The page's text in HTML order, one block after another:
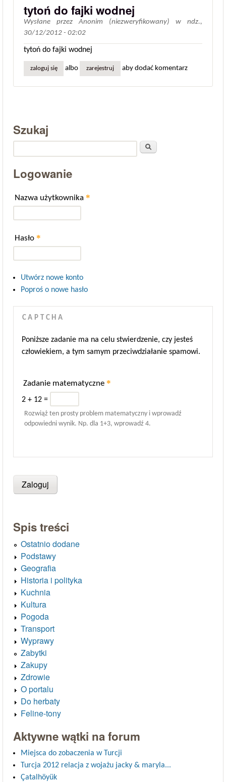
tytoń do fajki wodnej
Wysłane przezAnonim (niezweryfikowany) w ndz.,
30/12/2012 - 02:02
tytoń do fajki wodnej
zaloguj się albo zarejestruj aby dodać komentarz
Szukaj
Logowanie
Nazwa użytkownika *
Hasło *
Utwórz nowe konto
Poproś o nowe hasło
CAPTCHA
Poniższe zadanie ma na celu stwierdzenie, czy jesteś
człowiekiem, a tym samym przeciwdziałanie spamowi.
Zadanie matematyczne *
2 + 12 =
Rozwiąż ten prosty problem matematyczny i wprowadź
odpowiedni wynik. Np. dla 1+3, wprowadź 4.
Spis treści
Ostatnio dodane
Podstawy
Geografia
Historia i polityka
Kuchnia
Kultura
Pogoda
Transport
Wyprawy
Zabytki
Zakupy
Zdrowie
O portalu
Do herbaty
Feline-tony
Aktywne wątki na forum
Miejsca do zobaczenia w Turcji
Turcja 2012 relacja z wojażu jacky & maryla...
Çatalhöyük